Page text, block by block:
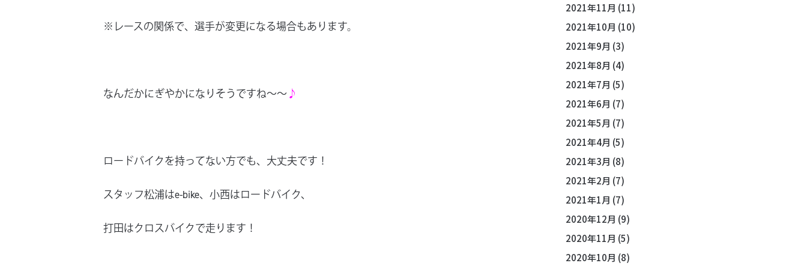
※レースの関係で、選手が変更になる場合もあります。
なんだかにぎやかになりそうですね～～ ♪
ロードバイクを持ってない方でも、大丈夫です！
スタッフ松浦はe-bike、小西はロードバイク、
打田はクロスバイクで走ります！
2021年11月 (11)
2021年10月 (10)
2021年9月 (3)
2021年8月 (4)
2021年7月 (5)
2021年6月 (7)
2021年5月 (7)
2021年4月 (5)
2021年3月 (8)
2021年2月 (7)
2021年1月 (7)
2020年12月 (9)
2020年11月 (5)
2020年10月 (8)